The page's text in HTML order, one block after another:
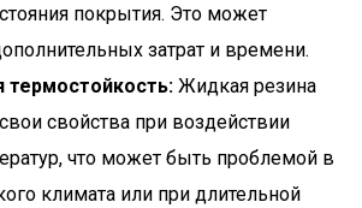
покрытия. Это может
затрат и времени.
термостойкость: Жидкая резина
свойства при воздействии
что может быть проблемой в
климата или при длительной